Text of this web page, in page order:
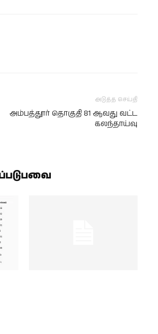
அடுத்த செய்தி
அம்பத்தூர் தொகுதி 81 ஆவது வட்ட
கலந்தாய்வு